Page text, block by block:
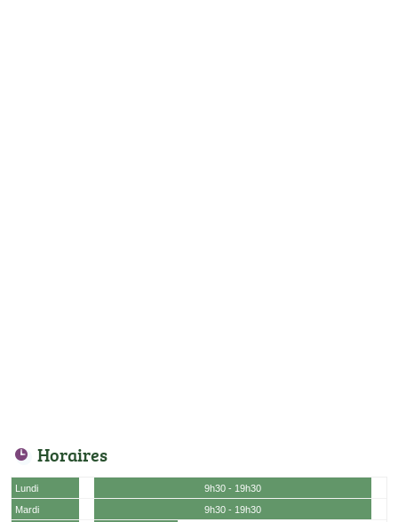
Horaires
Lundi
9h30 - 19h30
Mardi
9h30 - 19h30